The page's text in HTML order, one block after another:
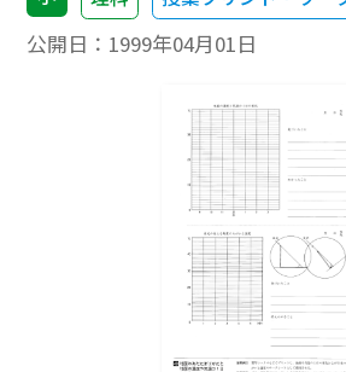
公開日： 1999年04月01日